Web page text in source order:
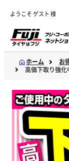
ようこそ ゲスト 様
ホーム
お
高価下取り強化